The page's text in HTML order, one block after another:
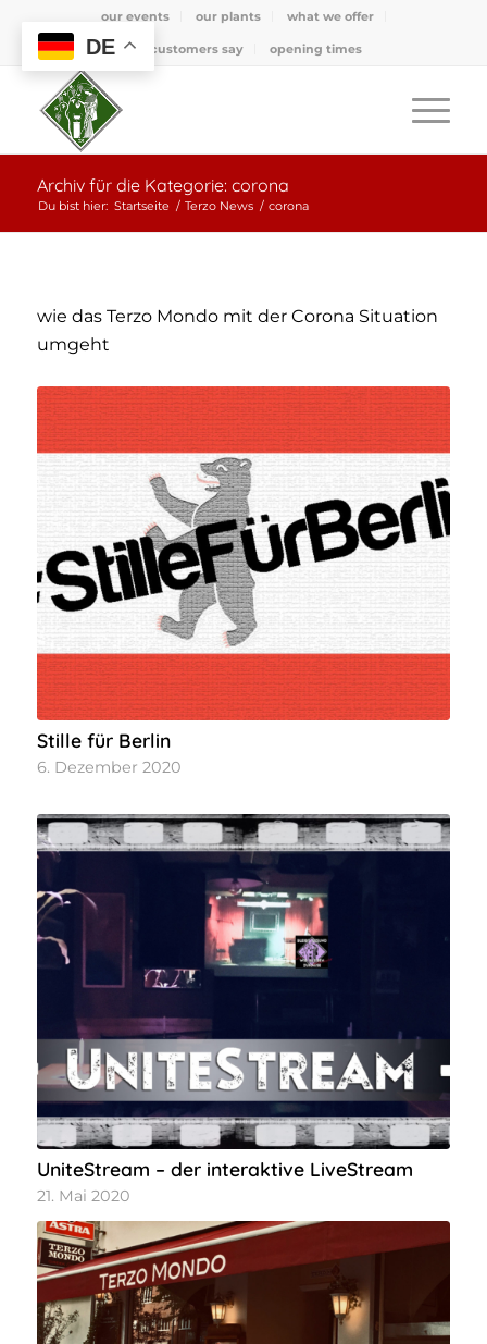
our events our plants what we offer
what customers say opening times
Archiv für die Kategorie: corona
Du bist hier: Startseite / Terzo News / corona
wie das Terzo Mondo mit der Corona Situation
umgeht
Stille für Berlin
6. Dezember 2020
UniteStream – der interaktive LiveStream
21. Mai 2020
DE